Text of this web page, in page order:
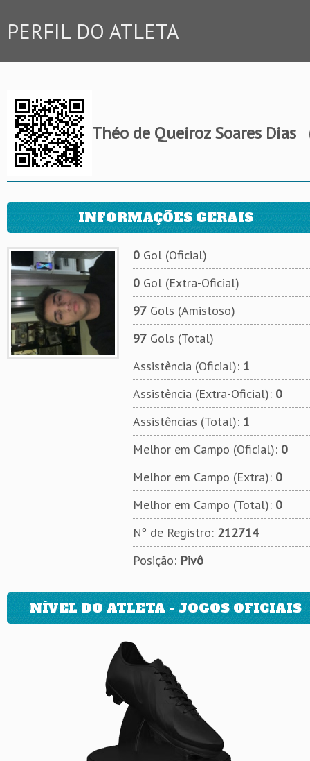
PERFIL DO ATLETA
Théo de Queiroz Soares Dias
INFORMAÇÕES GERAIS
0Gol (Oficial)
0Gol (Extra-Oficial)
97Gols (Amistoso)
97Gols (Total)
Assistência (Oficial): 1
Assistência (Extra-Oficial): 0
Assistências (Total): 1
Melhor em Campo (Oficial): 0
Melhor em Campo (Extra): 0
Melhor em Campo (Total): 0
Nº de Registro: 212714
Posição: Pivô
NÍVEL DO ATLETA - JOGOS OFICIAIS